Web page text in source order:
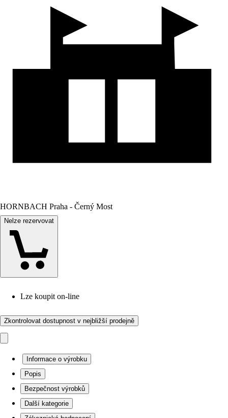
HORNBACH Praha - Černý Most
Nelze rezervovat
Lze koupit on-line
Zkontrolovat dostupnost v nejbližší prodejně
Informace o výrobku
Popis
Bezpečnost výrobků
Další kategorie